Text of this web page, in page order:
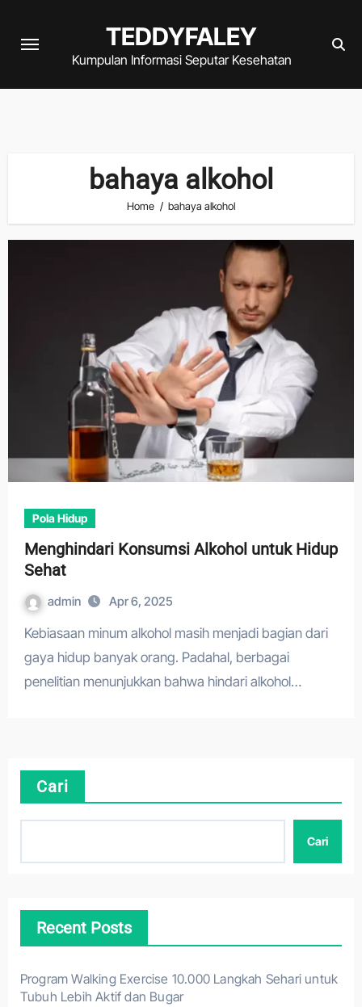
TEDDYFALEY
Kumpulan Informasi Seputar Kesehatan
bahaya alkohol
Home bahaya alkohol
Pola Hidup
Menghindari Konsumsi Alkohol untuk Hidup
Sehat
admin Apr 6, 2025
Kebiasaan minum alkohol masih menjadi bagian dari
gaya hidup banyak orang. Padahal, berbagai
penelitian menunjukkan bahwa hindari alkohol…
Cari
Cari
Recent Posts
Program Walking Exercise 10.000 Langkah Sehari untuk
Tubuh Lebih Aktif dan Bugar